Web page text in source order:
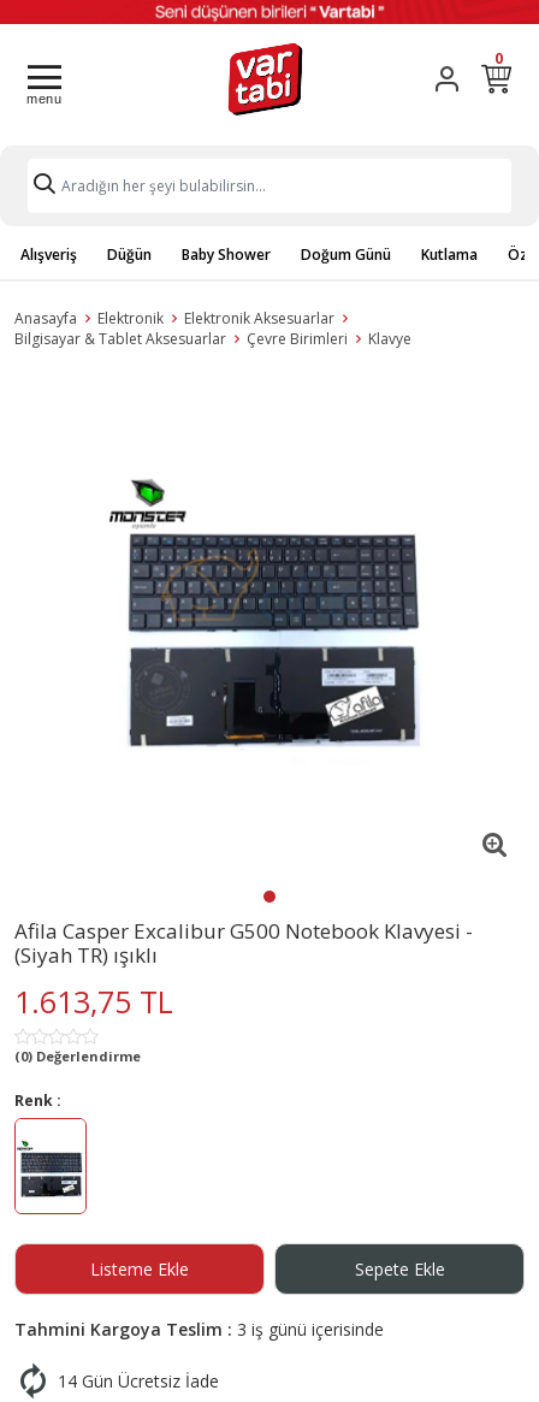
0
Alışveriş Düğün Baby Shower Doğum Günü Kutlama
Anasayfa Elektronik
Elektronik Aksesuarlar
Bilgisayar & Tablet Aksesuarlar
Çevre Birimleri Klavye
Afila Casper Excalibur G500 Notebook Klavyesi -
(Siyah TR) ışıklı
1.613,75 TL
(0) Değerlendirme
Renk :
Listeme Ekle Sepete Ekle
Tahmini Kargoya Teslim : 3 iş günü içerisinde
14 Gün Ücretsiz İade